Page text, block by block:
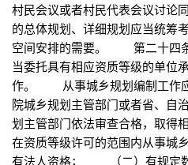
村民会议或者村民代表会议
的总体规划、详细规划应当统筹
空间安排的需要。 第二十四
当委托具有相应资质等级的单位
作。 从事城乡规划编制工作应
院城乡规划主管部门或者省、自
划主管部门依法审查合格，取得
在资质等级许可的范围内从事
有法人资格； （二）有规定数